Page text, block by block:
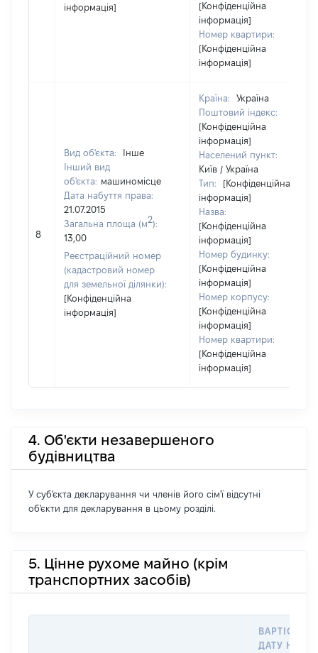
інформація]
[Конфіденційна
інформація]
Номер квартири:
[Конфіденційна
інформація]
8
Вид об'єкта:
Інше
Інший вид
об'єкта: машиномісце
Дата набуття права:
21.07.2015
Загальна площа (м2):
13,00
Реєстраційний номер
(кадастровий номер
для земельної ділянки):
[Конфіденційна
інформація]
Країна:
Україна
Поштовий індекс:
[Конфіденційна
інформація]
Населений пункт:
Київ / Україна
Тип:
[Конфіденційна
інформація]
Назва:
[Конфіденційна
інформація]
Номер будинку:
[Конфіденційна
інформація]
Номер корпусу:
[Конфіденційна
інформація]
Номер квартири:
[Конфіденційна
інформація]
4. Об'єкти незавершеного
будівництва
У суб'єкта декларування чи членів його сім'ї відсутні
об'єкти для декларування в цьому розділі.
5. Цінне рухоме майно (крім
транспортних засобів)
ВАРТІСТЬ
ДАТУ